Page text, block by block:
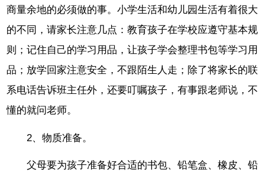
商量余地的必须做的事。小学生活和幼儿园生活有着很大
的不同，请家长注意几点：教育孩子在学校应遵守基本规
则；记住自己的学习用品，让孩子学会整理书包等学习用
品；放学回家注意安全，不跟陌生人走；除了将家长的联
系电话告诉班主任外，还要叮嘱孩子，有事跟老师说，不
懂的就问老师。
2、物质准备。
父母要为孩子准备好合适的书包、铅笔盒、橡皮、铅